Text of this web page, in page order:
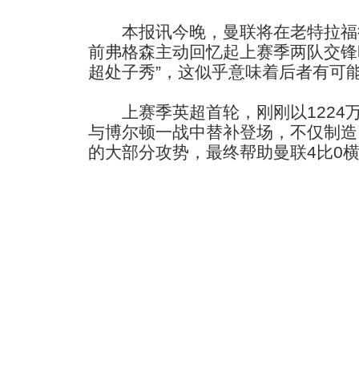
本报讯今晚，曼联将在老特拉福
前弗格森主动回忆起上赛季两队交
超处子秀”，这似乎意味着后者有可
上赛季英超首轮，刚刚以1224万
与博尔顿一战中替补登场，不仅制
的大部分攻势，最终帮助曼联4比0